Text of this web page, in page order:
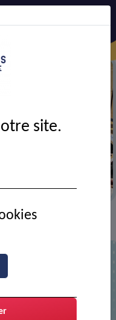
documentaires
4
: les Tuches
site.